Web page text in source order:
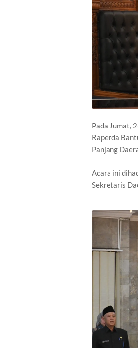
Pada Jumat,
Raperda
Panjang
Acara ini
Sekretaris